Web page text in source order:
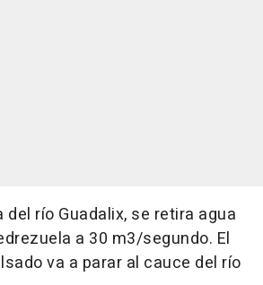
del río Guadalix, se retira agua
a 30 m3/segundo. El
va a parar al cauce del río